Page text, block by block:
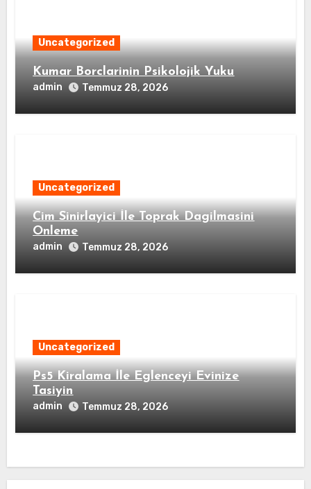
Uncategorized
Kumar Borclarinin Psikolojik Yuku
admin Temmuz 28, 2026
Uncategorized
Cim Sinirlayici İle Toprak Dagilmasini
Onleme
admin Temmuz 28, 2026
Uncategorized
Ps5 Kiralama İle Eglenceyi Evinize
Tasiyin
admin Temmuz 28, 2026